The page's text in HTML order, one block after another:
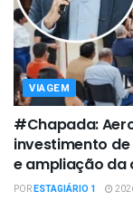
VIAGEM
#Chapada:
investimento
e ampliação da
PORESTAGIÁRIO 1